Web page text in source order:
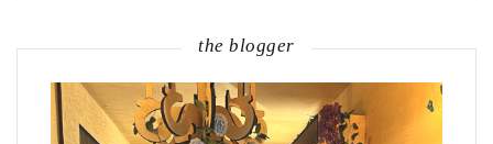
the blogger